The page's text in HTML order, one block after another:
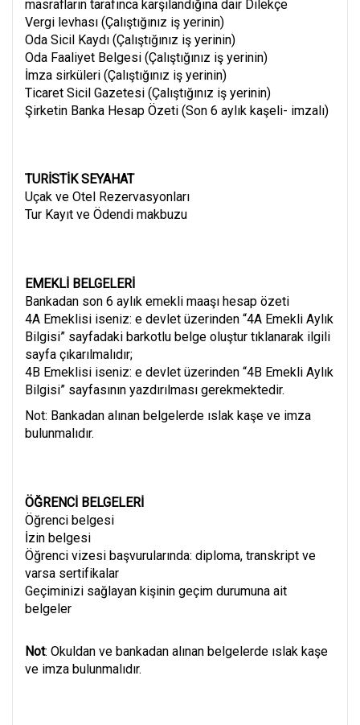
masrafların tarafınca karşılandığına dair Dilekçe
Vergi levhası (Çalıştığınız iş yerinin)
Oda Sicil Kaydı (Çalıştığınız iş yerinin)
Oda Faaliyet Belgesi (Çalıştığınız iş yerinin)
İmza sirküleri (Çalıştığınız iş yerinin)
Ticaret Sicil Gazetesi (Çalıştığınız iş yerinin)
Şirketin Banka Hesap Özeti (Son 6 aylık kaşeli- imzalı)
TURİSTİK SEYAHAT
Uçak ve Otel Rezervasyonları
Tur Kayıt ve Ödendi makbuzu
EMEKLİ BELGELERİ
Bankadan son 6 aylık emekli maaşı hesap özeti
4A Emeklisi iseniz: e devlet üzerinden “4A Emekli Aylık
Bilgisi” sayfadaki barkotlu belge oluştur tıklanarak ilgili
sayfa çıkarılmalıdır;
4B Emeklisi iseniz: e devlet üzerinden “4B Emekli Aylık
Bilgisi” sayfasının yazdırılması gerekmektedir.
Not: Bankadan alınan belgelerde ıslak kaşe ve imza
bulunmalıdır.
ÖĞRENCİ BELGELERİ
Öğrenci belgesi
İzin belgesi
Öğrenci vizesi başvurularında: diploma, transkript ve
varsa sertifikalar
Geçiminizi sağlayan kişinin geçim durumuna ait
belgeler
Not: Okuldan ve bankadan alınan belgelerde ıslak kaşe
ve imza bulunmalıdır.